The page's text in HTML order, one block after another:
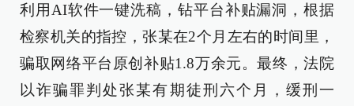
利用AI软件一键洗稿，钻平台补贴漏洞，根据
检察机关的指控，张某在2个月左右的时间里，
骗取网络平台原创补贴1.8万余元。最终，法院
以诈骗罪判处张某有期徒刑六个月，缓刑一